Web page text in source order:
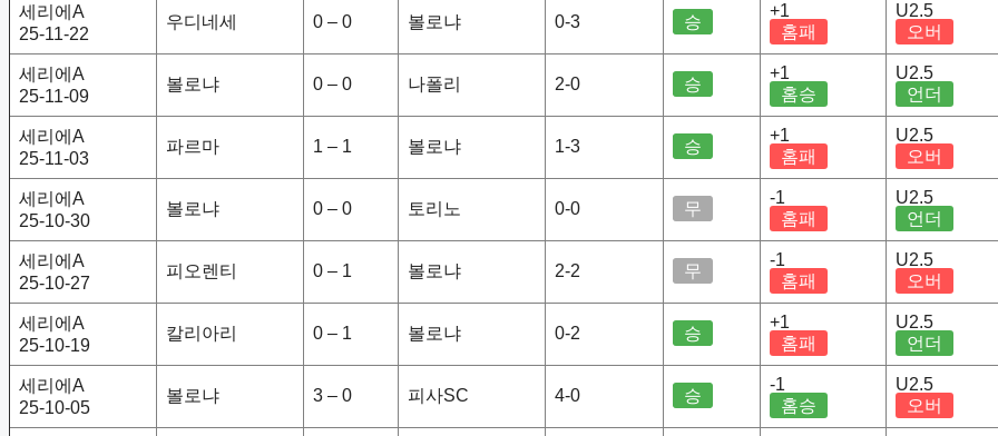
세리에A
25-11-22
우디네세 0 – 0 볼로냐 0-3 승
+1
홈패
U2.5
오버
세리에A
25-11-09
볼로냐 0 – 0 나폴리 2-0 승
+1
홈승
U2.5
언더
세리에A
25-11-03
파르마 1 – 1 볼로냐 1-3 승
+1
홈패
U2.5
오버
세리에A
25-10-30
볼로냐 0 – 0 토리노 0-0 무
-1
홈패
U2.5
언더
세리에A
25-10-27
피오렌티 0 – 1 볼로냐 2-2 무
-1
홈패
U2.5
오버
세리에A
25-10-19
칼리아리 0 – 1 볼로냐 0-2 승
+1
홈패
U2.5
언더
세리에A
25-10-05
볼로냐 3 – 0 피사SC 4-0 승
-1
홈승
U2.5
오버